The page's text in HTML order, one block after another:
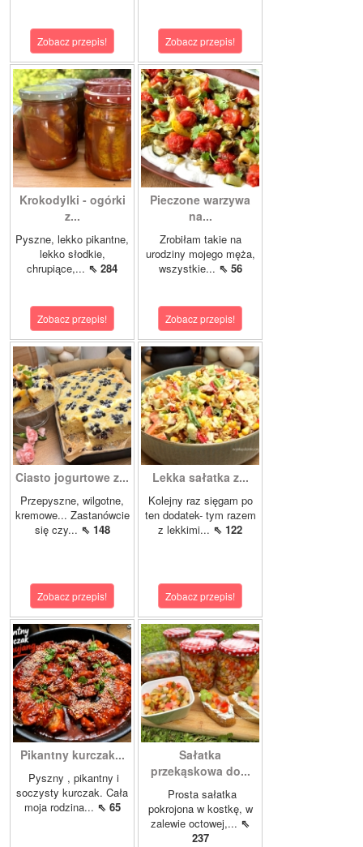
Zobacz przepis! Zobacz przepis!
Krokodylki - ogórki
z...
Pyszne, lekko pikantne,
lekko słodkie,
chrupiące,... ⇖ 284
Zobacz przepis!
Pieczone warzywa
na...
Zrobiłam takie na
urodziny mojego męża,
wszystkie... ⇖ 56
Zobacz przepis!
Ciasto jogurtowe z...
Przepyszne, wilgotne,
kremowe... Zastanówcie
się czy... ⇖ 148
Zobacz przepis!
Lekka sałatka z...
Kolejny raz sięgam po
ten dodatek- tym razem
z lekkimi... ⇖ 122
Zobacz przepis!
Pikantny kurczak...
Pyszny , pikantny i
soczysty kurczak. Cała
moja rodzina... ⇖ 65
Sałatka
przekąskowa do...
Prosta sałatka
pokrojona w kostkę, w
zalewie octowej,... ⇖
237